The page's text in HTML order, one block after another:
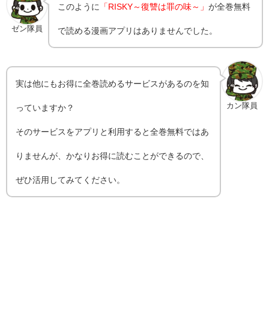
ゼン隊員
このように 「RISKY～復讐は罪の味～」が全巻無料
で読める漫画アプリはありませんでした。
カン隊員
実は他にもお得に全巻読めるサービスがあるのを知
っていますか？
そのサービスをアプリと利用すると全巻無料ではあ
りませんが、かなりお得に読むことができるので、
ぜひ活用してみてください。